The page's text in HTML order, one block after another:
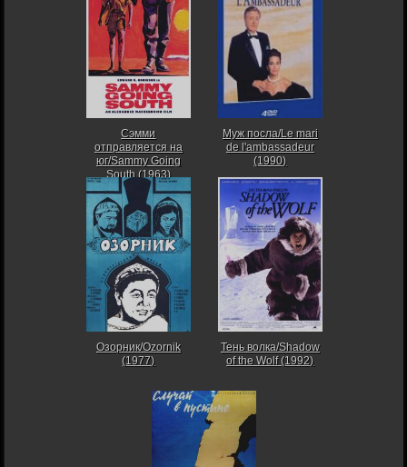
Сэмми
отправляется на
юг/Sammy Going
South (1963)
Муж посла/Le mari
de l'ambassadeur
(1990)
Озорник/Ozornik
(1977)
Тень волка/Shadow
of the Wolf (1992)